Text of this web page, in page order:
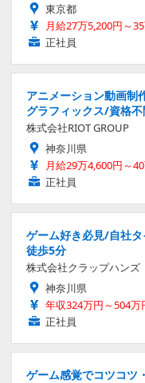
東京都
月給27万5,200円～
正社員
アニメーション動画制
グラフィックス/資格
株式会社RIOT GROUP
神奈川県
月給29万4,600円～
正社員
ゲーム好き必見/自社
徒歩5分
株式会社クラップハンズ
神奈川県
年収324万円～504万
正社員
ゲーム感覚でコツコツ